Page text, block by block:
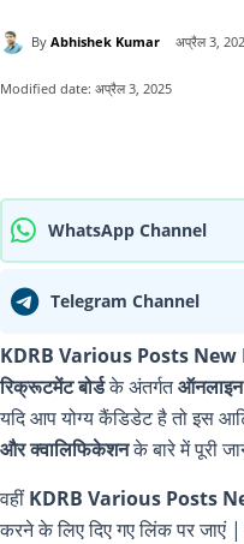
By Abhishek Kumar अप्रैल 3,
Modified date: अप्रैल 3, 2025
WhatsApp Channel
Telegram Channel
KDRB Various Posts New
रिक्रूटमेंट बोर्डके अंतर्गतऑनलाइन
यदि आप योग्य कैंडिडेट है तो इस
और क्वालिफिकेशनके बारे में पूरी
वहींKDRB Various Posts
करने के लिए दिए गए लिंक पर जाएं